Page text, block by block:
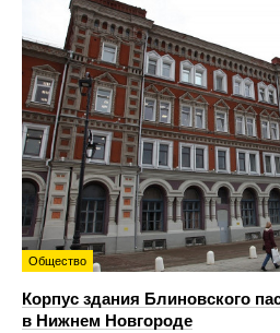
Общество
Корпус здания Блиновского
в Нижнем Новгороде